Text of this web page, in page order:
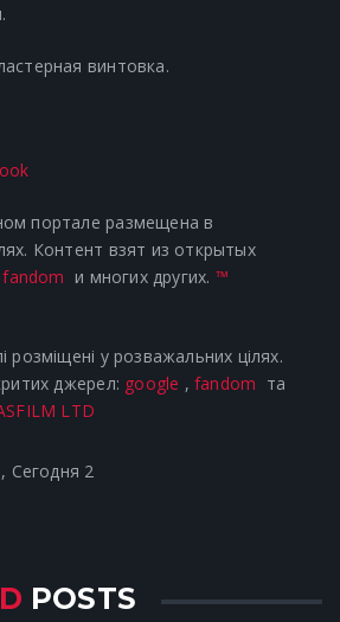
винтовка.
портале размещена в
Контент взят из открытых
fandom и многих других. ™
розміщені у розважальних цілях.
джерел: google ,fandom та
LTD
, Сегодня 2
POSTS